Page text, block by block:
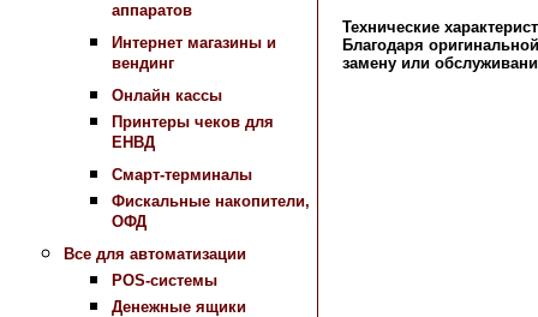
аппаратов
Интернет магазины и
вендинг
Онлайн кассы
Принтеры чеков для
ЕНВД
Смарт-терминалы
Фискальные накопители,
ОФД
Все для автоматизации
POS-системы
Денежные ящики
Технические
Благодаря
замену или